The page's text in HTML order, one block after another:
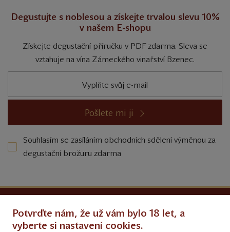
Degustujte s noblesou a získejte trvalou slevu 10%
v našem E-shopu
Získejte degustační příručku v PDF zdarma. Sleva se
vztahuje na vína Zámeckého vinařství Bzenec.
Pošlete mi ji
Souhlasím se zasíláním obchodních sdělení výměnou za
degustační brožuru zdarma
Obchodní podmínky
Potvrďte nám, že už vám bylo 18 let, a
vyberte si nastavení cookies.